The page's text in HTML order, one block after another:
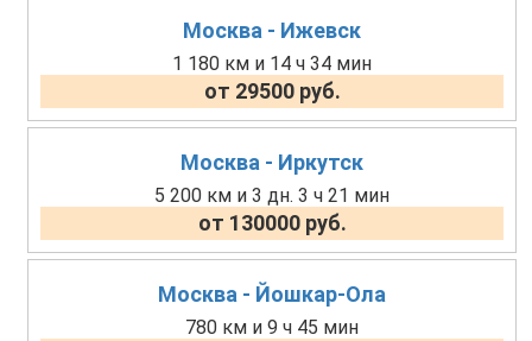
Москва - Ижевск
1 180 км и 14 ч 34 мин
от 29500 руб.
Москва - Иркутск
5 200 км и 3 дн. 3 ч 21 мин
от 130000 руб.
Москва - Йошкар-Ола
780 км и 9 ч 45 мин